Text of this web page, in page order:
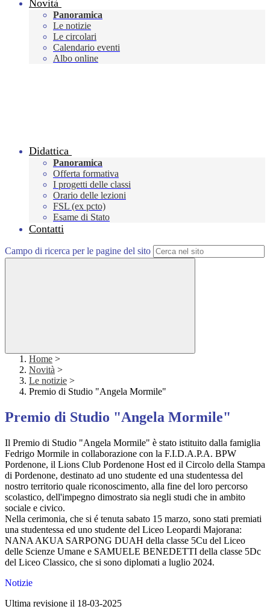
Novità
Panoramica
Le notizie
Le circolari
Calendario eventi
Albo online
Didattica
Panoramica
Offerta formativa
I progetti delle classi
Orario delle lezioni
FSL (ex pcto)
Esame di Stato
Contatti
Campo di ricerca per le pagine del sito
Home >
Novità >
Le notizie >
Premio di Studio "Angela Mormile"
Premio di Studio "Angela Mormile"
Il Premio di Studio "Angela Mormile" è stato istituito dalla famiglia
Fedrigo Mormile in collaborazione con la F.I.D.A.P.A. BPW
Pordenone, il Lions Club Pordenone Host ed il Circolo della Stampa
di Pordenone, destinato ad uno studente ed una studentessa del
nostro territorio quale riconoscimento, alla fine del loro percorso
scolastico, dell'impegno dimostrato sia negli studi che in ambito
sociale e civico.
Nella cerimonia, che si é tenuta sabato 15 marzo, sono stati premiati
una studentessa ed uno studente del Liceo Leopardi Majorana:
NANA AKUA SARPONG DUAH della classe 5Cu del Liceo
delle Scienze Umane e SAMUELE BENEDETTI della classe 5Dc
del Liceo Classico, che si sono diplomati a luglio 2024.
Notizie
Ultima revisione il 18-03-2025